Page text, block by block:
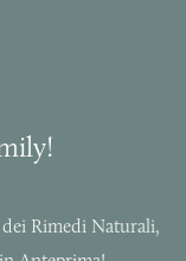
Rimedi Naturali,